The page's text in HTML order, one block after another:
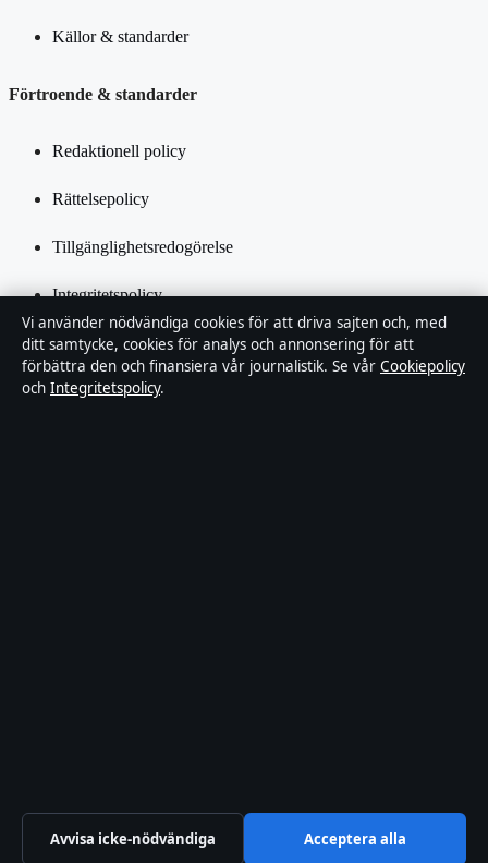
Källor & standarder
Förtroende & standarder
Redaktionell policy
Rättelsepolicy
Tillgänglighetsredogörelse
Integritetspolicy
Kändisar & integritet
Om Inrikestidningen i korthet
Vi använder nödvändiga cookies för att driva sajten och, med
ditt samtycke, cookies för analys och annonsering för att
förbättra den och finansiera vår journalistik. Se vår Cookiepolicy
och Integritetspolicy.
Avvisa icke-nödvändiga Acceptera alla